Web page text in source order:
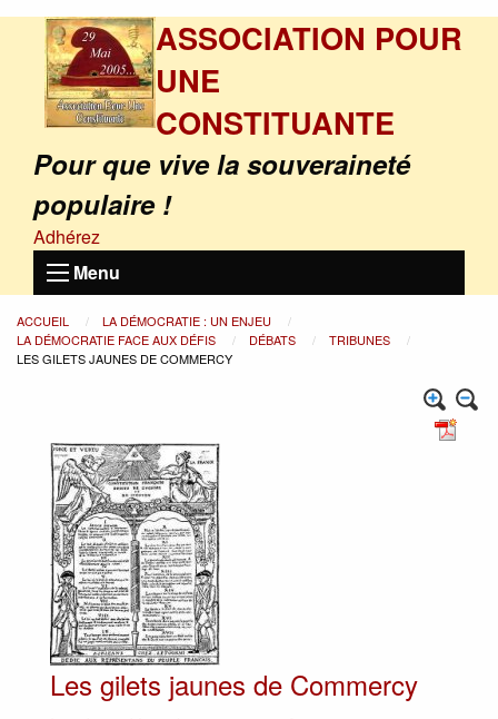
ASSOCIATION POUR
UNE
CONSTITUANTE
Pour que vive la souveraineté
populaire !
Adhérez
Menu
ACCUEIL
LA DÉMOCRATIE : UN ENJEU
LA DÉMOCRATIE FACE AUX DÉFIS
DÉBATS
TRIBUNES
LES GILETS JAUNES DE COMMERCY
Les gilets jaunes de Commercy